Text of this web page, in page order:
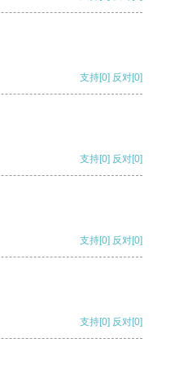
支持[0] 反对[0]
支持[0] 反对[0]
支持[0] 反对[0]
支持[0] 反对[0]